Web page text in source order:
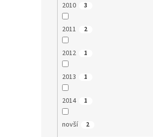
2010 3
2011 2
2012 1
2013 1
2014 1
novší 2